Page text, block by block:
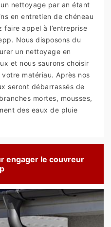
nettoyage par an étant
en entretien de chéneau
appel à l’entreprise
Nous disposons du
un nettoyage en
et nous saurons choisir
matériau. Après nos
seront débarrassés de
mortes, mousses,
des eaux de pluie
engager le couvreur